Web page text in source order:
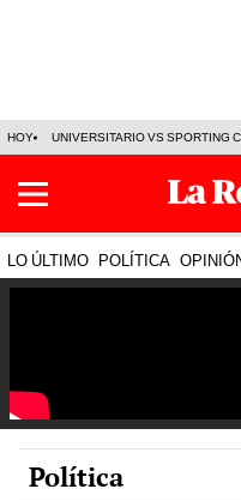
HOY UNIVERSITARIO VS SPORTING
LO ÚLTIMO POLÍTICA
Política